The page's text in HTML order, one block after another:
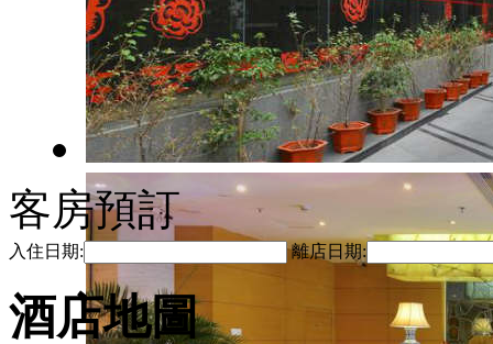
客房預訂
入住日期: 離店日期:
酒店地圖